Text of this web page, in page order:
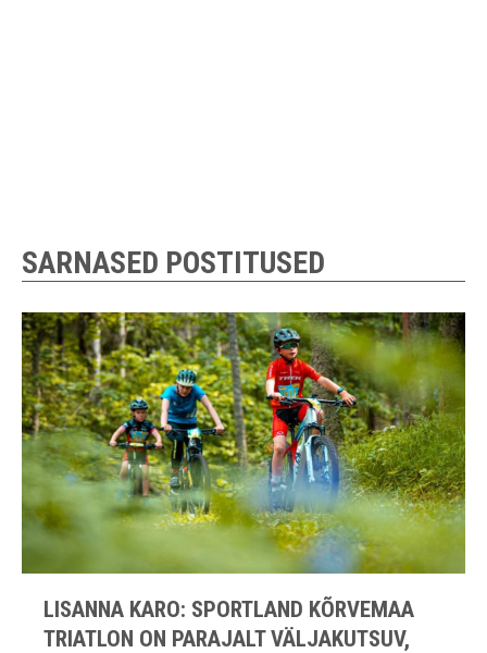
SARNASED POSTITUSED
LISANNA KARO: SPORTLAND KÕRVEMAA
TRIATLON ON PARAJALT VÄLJAKUTSUV,